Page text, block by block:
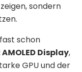
sondern
schon
Display,
GPU und der